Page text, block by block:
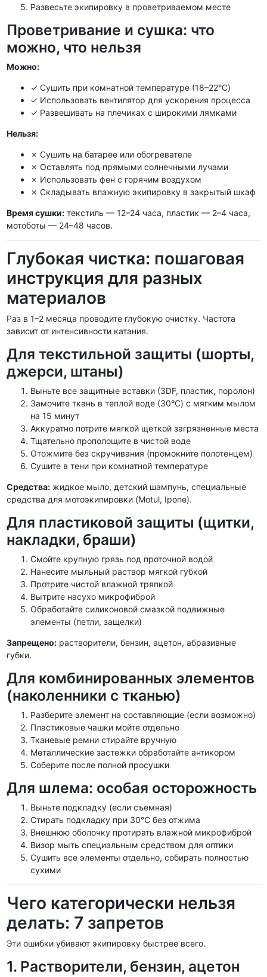
Развесьте экипировку в проветриваемом месте
Проветривание и сушка: что
можно, что нельзя
Можно:
✓ Сушить при комнатной температуре (18–22°C)
✓ Использовать вентилятор для ускорения процесса
✓ Развешивать на плечиках с широкими лямками
Нельзя:
✗ Сушить на батарее или обогревателе
✗ Оставлять под прямыми солнечными лучами
✗ Использовать фен с горячим воздухом
✗ Складывать влажную экипировку в закрытый шкаф
Время сушки:текстиль — 12–24 часа, пластик — 2–4 часа,
мотоботы — 24–48 часов.
Глубокая чистка: пошаговая
инструкция для разных
материалов
Раз в 1–2 месяца проводите глубокую очистку. Частота
зависит от интенсивности катания.
Для текстильной защиты (шорты,
джерси, штаны)
Выньте все защитные вставки (3DF, пластик, поролон)
Замочите ткань в теплой воде (30°C) с мягким мылом
на 15 минут
Аккуратно потрите мягкой щеткой загрязненные места
Тщательно прополощите в чистой воде
Отожмите без скручивания (промокните полотенцем)
Сушите в тени при комнатной температуре
Средства:жидкое мыло, детский шампунь, специальные
средства для мотоэкипировки (Motul, Ipone).
Для пластиковой защиты (щитки,
накладки, браши)
Смойте крупную грязь под проточной водой
Нанесите мыльный раствор мягкой губкой
Протрите чистой влажной тряпкой
Вытрите насухо микрофиброй
Обработайте силиконовой смазкой подвижные
элементы (петли, защелки)
Запрещено:растворители, бензин, ацетон, абразивные
губки.
Для комбинированных элементов
(наколенники с тканью)
Разберите элемент на составляющие (если возможно)
Пластиковые чашки мойте отдельно
Тканевые ремни стирайте вручную
Металлические застежки обработайте антикором
Соберите после полной просушки
Для шлема: особая осторожность
Выньте подкладку (если съемная)
Стирать подкладку при 30°C без отжима
Внешнюю оболочку протирать влажной микрофиброй
Визор мыть специальным средством для оптики
Сушить все элементы отдельно, собирать полностью
сухими
Чего категорически нельзя
делать: 7 запретов
Эти ошибки убивают экипировку быстрее всего.
1. Растворители, бензин, ацетон